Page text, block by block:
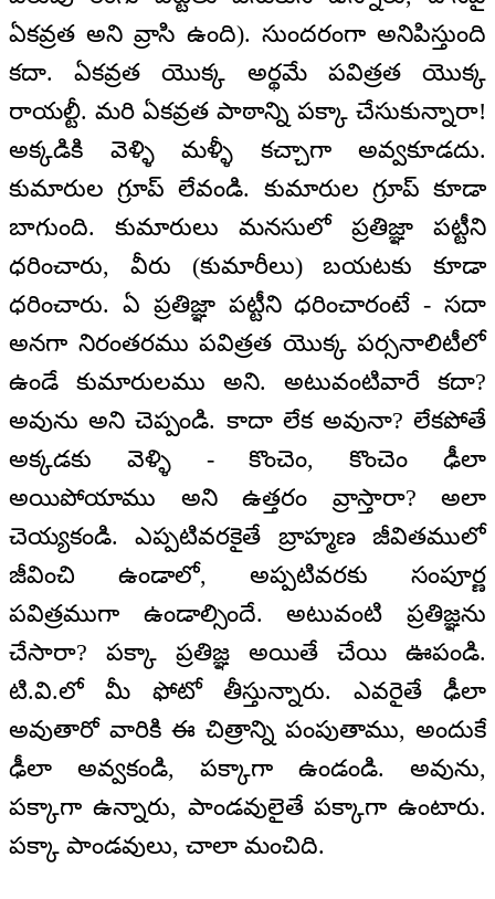
ఏకవ్రత అని వ్రాసి ఉంది). సుందరంగా అనిపిస్తుంది
కదా. ఏకవ్రత యొక్క అర్థమే పవిత్రత యొక్క
రాయల్టీ. మరి ఏకవ్రత పాఠాన్ని పక్కా చేసుకున్నారా!
అక్కడికి వెళ్ళి మళ్ళీ కచ్చాగా అవ్వకూడదు.
కుమారుల గ్రూప్ లేవండి. కుమారుల గ్రూప్ కూడా
బాగుంది. కుమారులు మనసులో ప్రతిజ్ఞా పట్టీని
ధరించారు, వీరు (కుమారీలు) బయటకు కూడా
ధరించారు. ఏ ప్రతిజ్ఞా పట్టీని ధరించారంటే - సదా
అనగా నిరంతరము పవిత్రత యొక్క పర్సనాలిటీలో
ఉండే కుమారులము అని. అటువంటివారే కదా?
అవును అని చెప్పండి. కాదా లేక అవునా? లేకపోతే
అక్కడకు వెళ్ళి - కొంచెం, కొంచెం ఢీలా
అయిపోయాము అని ఉత్తరం వ్రాస్తారా? అలా
చెయ్యకండి. ఎప్పటివరకైతే బ్రాహ్మణ జీవితములో
జీవించి ఉండాలో, అప్పటివరకు సంపూర్ణ
పవిత్రముగా ఉండాల్సిందే. అటువంటి ప్రతిజ్ఞను
చేసారా? పక్కా ప్రతిజ్ఞ అయితే చేయి ఊపండి.
టి.వి.లో మీ ఫోటో తీస్తున్నారు. ఎవరైతే ఢీలా
అవుతారో వారికి ఈ చిత్రాన్ని పంపుతాము, అందుకే
ఢీలా అవ్వకండి, పక్కాగా ఉండండి. అవును,
పక్కాగా ఉన్నారు, పాండవులైతే పక్కాగా ఉంటారు.
పక్కా పాండవులు, చాలా మంచిది.